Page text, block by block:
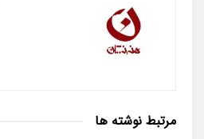
مرتبط نوشته ها